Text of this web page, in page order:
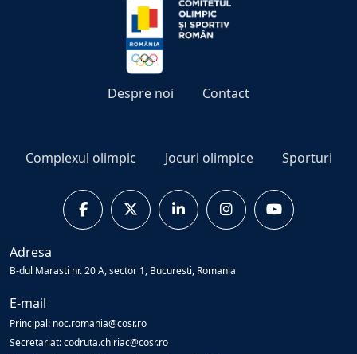
Despre noi Contact
Complexul olimpic Jocuri olimpice Sporturi
Adresa
B-dul Marasti nr. 20 A, sector 1, Bucuresti, Romania
E-mail
Principal: noc.romania@cosr.ro
Secretariat: codruta.chiriac@cosr.ro